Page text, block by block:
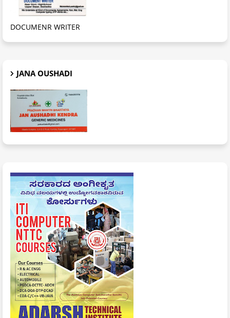
DOCUMENR WRITER
JANA OUSHADI